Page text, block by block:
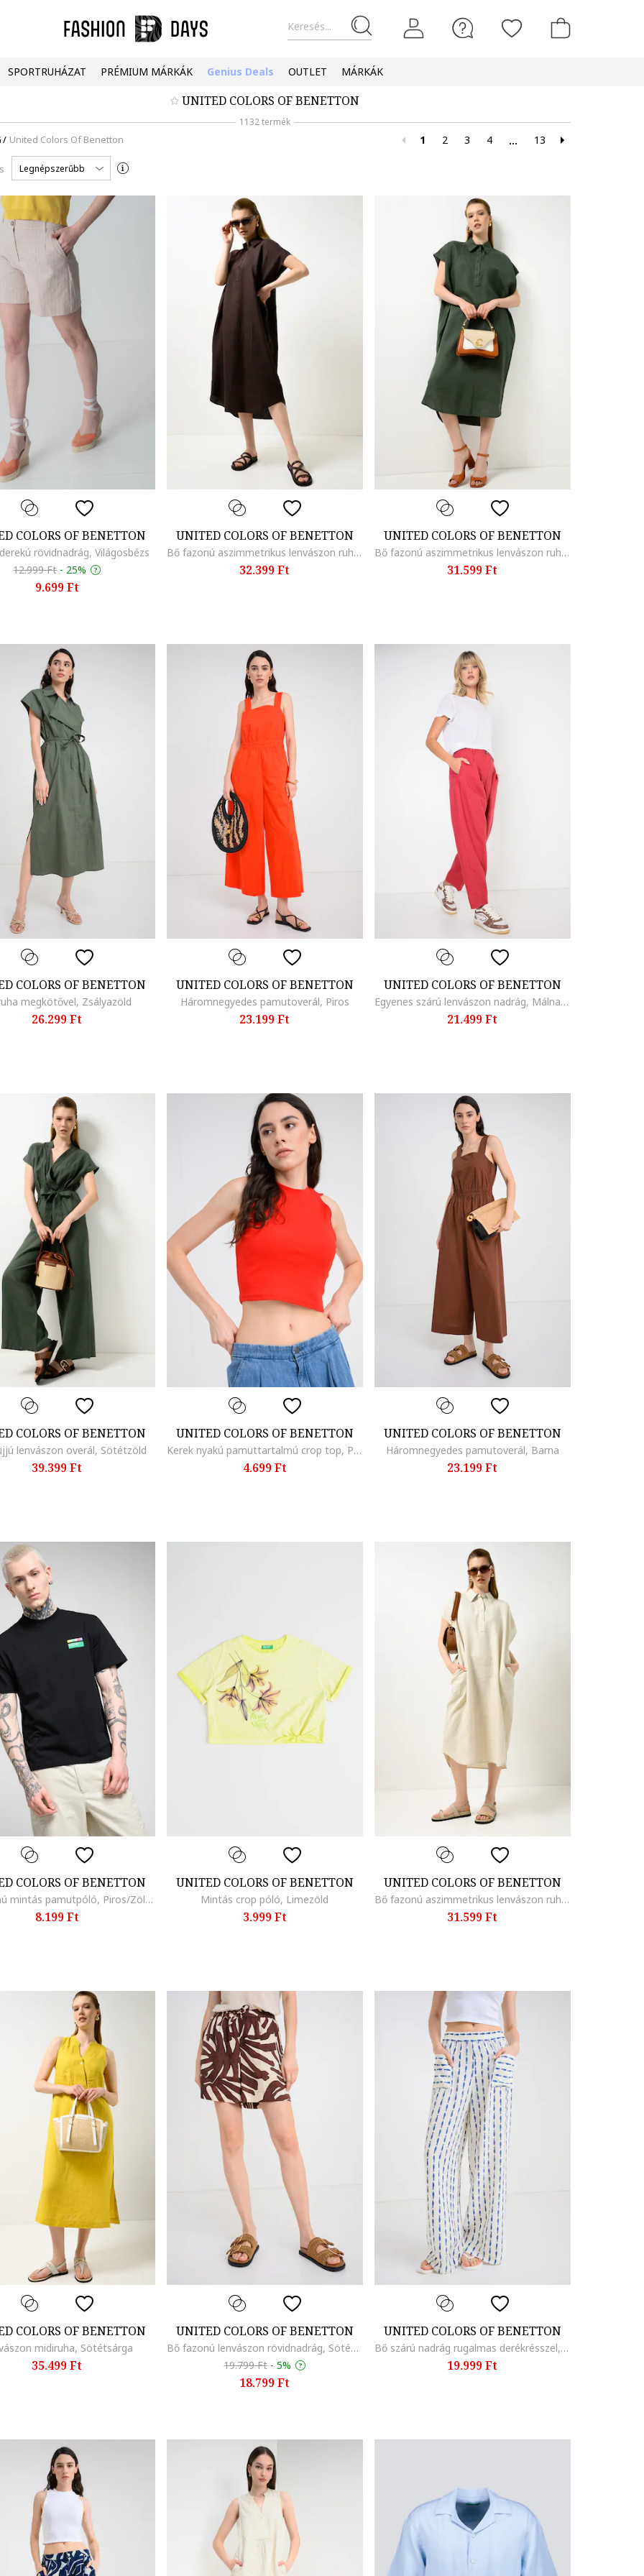
Keresés...
SPORTRUHÁZAT PRÉMIUM MÁRKÁK Genius Deals OUTLET MÁRKÁK
UNITED COLORS OF BENETTON
1132 termék
/ United Colors Of Benetton 1 2 3 4 ... 13
Legnépszerűbb
COLORS OF BENETTON
rövidnadrág, Világosbézs
12.999 Ft - 25%
9.699 Ft
UNITED COLORS OF BENETTON
Bő fazonú aszimmetrikus lenvászon ruha oldalzsebekkel, Sötétbarna
32.399 Ft
UNITED COLORS OF BENETTON
Bő fazonú aszimmetrikus lenvászon ruha oldalzsebekkel, Sötétzöld
31.599 Ft
COLORS OF BENETTON
megkötővel, Zsályazöld
26.299 Ft
UNITED COLORS OF BENETTON
Háromnegyedes pamutoverál, Piros
23.199 Ft
UNITED COLORS OF BENETTON
Egyenes szárú lenvászon nadrág, Málnaszín
21.499 Ft
COLORS OF BENETTON
lenvászon overál, Sötétzöld
39.399 Ft
UNITED COLORS OF BENETTON
Kerek nyakú pamuttartalmú crop top, Piros
4.699 Ft
UNITED COLORS OF BENETTON
Háromnegyedes pamutoverál, Barna
23.199 Ft
COLORS OF BENETTON
Bő fazonú mintás pamutpóló, Piros/Zöld/Fekete
8.199 Ft
UNITED COLORS OF BENETTON
Mintás crop póló, Limezöld
3.999 Ft
UNITED COLORS OF BENETTON
Bő fazonú aszimmetrikus lenvászon ruha oldalzsebekkel, Homokbarna
31.599 Ft
COLORS OF BENETTON
midiruha, Sötétsárga
35.499 Ft
UNITED COLORS OF BENETTON
Bő fazonú lenvászon rövidnadrág, Sötétbarna/Krémszín
19.799 Ft -5%
18.799 Ft
UNITED COLORS OF BENETTON
Bő szárú nadrág rugalmas derékrésszel, Törtfehér/Kék
19.999 Ft